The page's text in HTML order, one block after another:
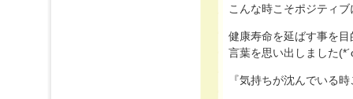
こんな時こそポジティ
健康寿命を延ばす事を
言葉を思い出しました
『気持ちが沈んでいる